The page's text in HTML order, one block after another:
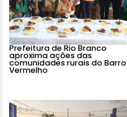
Prefeitura de Rio Branco
aproxima ações das
comunidades rurais do Barro
Vermelho